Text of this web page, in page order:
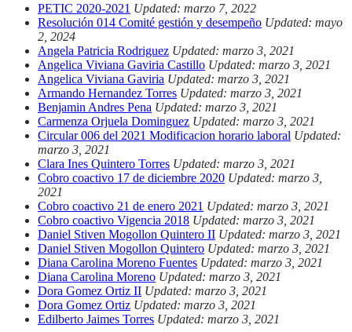
PETIC 2020-2021 Updated: marzo 7, 2022
Resolución 014 Comité gestión y desempeño Updated: mayo
2, 2024
Angela Patricia Rodriguez Updated: marzo 3, 2021
Angelica Viviana Gaviria Castillo Updated: marzo 3, 2021
Angelica Viviana Gaviria Updated: marzo 3, 2021
Armando Hernandez Torres Updated: marzo 3, 2021
Benjamin Andres Pena Updated: marzo 3, 2021
Carmenza Orjuela Dominguez Updated: marzo 3, 2021
Circular 006 del 2021 Modificacion horario laboral Updated:
marzo 3, 2021
Clara Ines Quintero Torres Updated: marzo 3, 2021
Cobro coactivo 17 de diciembre 2020 Updated: marzo 3,
2021
Cobro coactivo 21 de enero 2021 Updated: marzo 3, 2021
Cobro coactivo Vigencia 2018 Updated: marzo 3, 2021
Daniel Stiven Mogollon Quintero II Updated: marzo 3, 2021
Daniel Stiven Mogollon Quintero Updated: marzo 3, 2021
Diana Carolina Moreno Fuentes Updated: marzo 3, 2021
Diana Carolina Moreno Updated: marzo 3, 2021
Dora Gomez Ortiz II Updated: marzo 3, 2021
Dora Gomez Ortiz Updated: marzo 3, 2021
Edilberto Jaimes Torres Updated: marzo 3, 2021